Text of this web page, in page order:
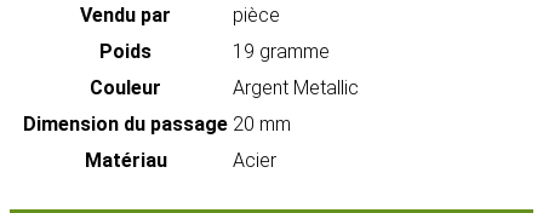
Vendu par
pièce
Poids
19 gramme
Couleur
Argent Metallic
Dimension du passage 20 mm
Matériau
Acier